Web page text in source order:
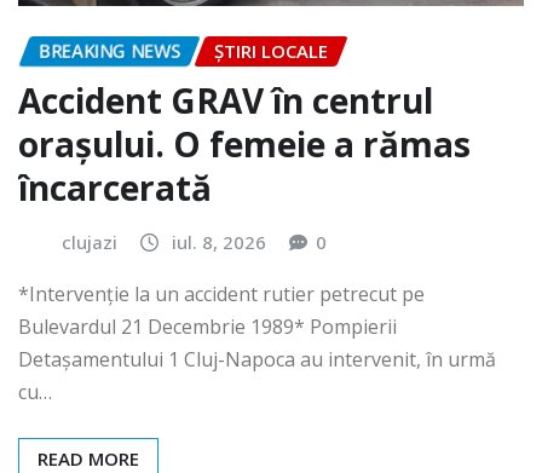
BREAKING NEWS ȘTIRI LOCALE
Accident GRAV în centrul
orașului. O femeie a rămas
încarcerată
clujazi iul. 8, 2026 0
*Intervenție la un accident rutier petrecut pe
Bulevardul 21 Decembrie 1989* Pompierii
Detașamentului 1 Cluj-Napoca au intervenit, în urmă
cu…
READ MORE